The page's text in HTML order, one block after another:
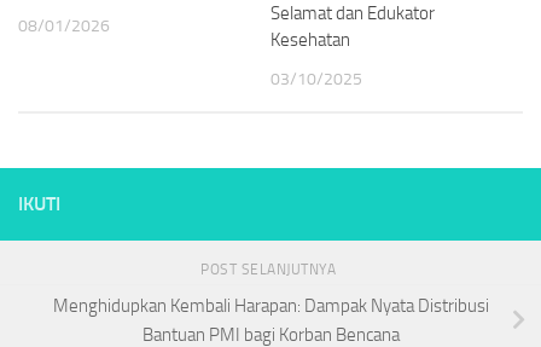
08/01/2026
Selamat dan Edukator
Kesehatan
03/10/2025
IKUTI
POST SELANJUTNYA
Menghidupkan Kembali Harapan: Dampak Nyata Distribusi
Bantuan PMI bagi Korban Bencana